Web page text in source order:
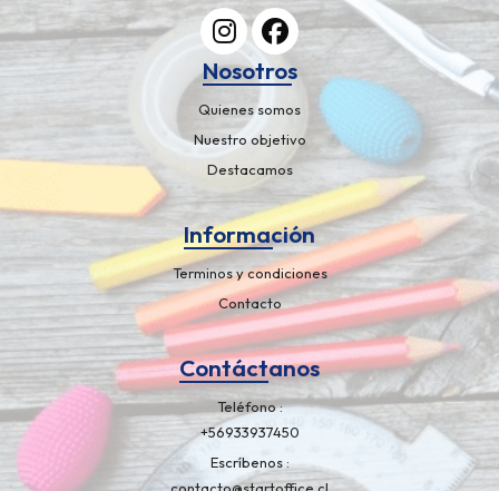
Nosotros
Quienes somos
Nuestro objetivo
Destacamos
Información
Terminos y condiciones
Contacto
Contáctanos
Teléfono
+56933937450
Escríbenos